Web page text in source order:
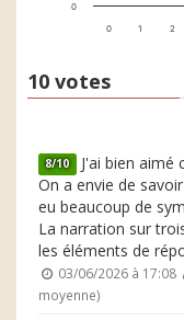
0 1 2
0
10 votes
8/10 J'ai bien aimé
On a envie de
eu beaucoup de
La narration sur
les éléments de
03/06/2026 à 17:08
moyenne)